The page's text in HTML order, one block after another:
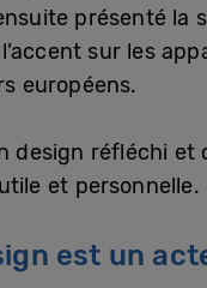
présenté la
sur les
européens.
design réfléchi et
et personnelle.
est un